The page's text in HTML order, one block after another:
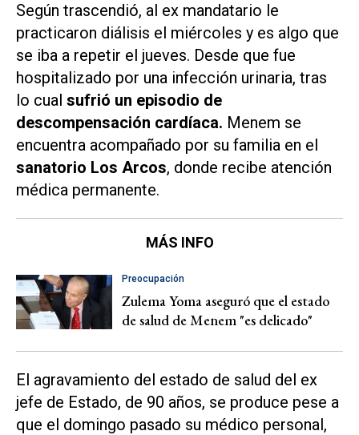
Según trascendió, al ex mandatario le
practicaron diálisis el miércoles y es algo que
se iba a repetir el jueves. Desde que fue
hospitalizado por una infección urinaria, tras
lo cual sufrió un episodio de
descompensación cardíaca. Menem se
encuentra acompañado por su familia en el
sanatorio Los Arcos, donde recibe atención
médica permanente.
MÁS INFO
Preocupación
Zulema Yoma aseguró que el estado
de salud de Menem "es delicado"
El agravamiento del estado de salud del ex
jefe de Estado, de 90 años, se produce pese a
que el domingo pasado su médico personal,